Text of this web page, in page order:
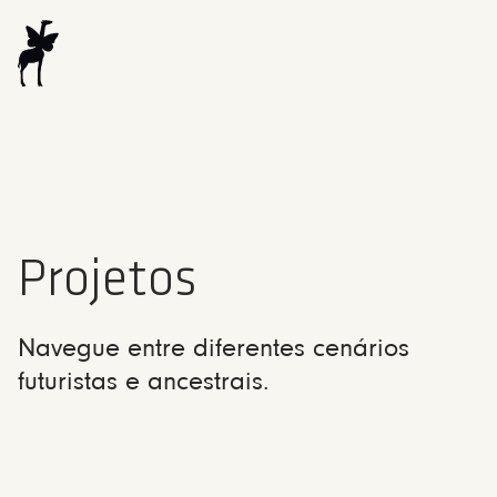
Projetos
Navegue entre diferentes cenários
futuristas e ancestrais.